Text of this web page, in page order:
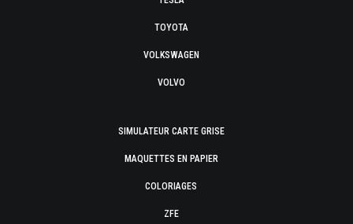
TOYOTA
VOLKSWAGEN
VOLVO
SIMULATEUR CARTE GRISE
MAQUETTES EN PAPIER
COLORIAGES
ZFE